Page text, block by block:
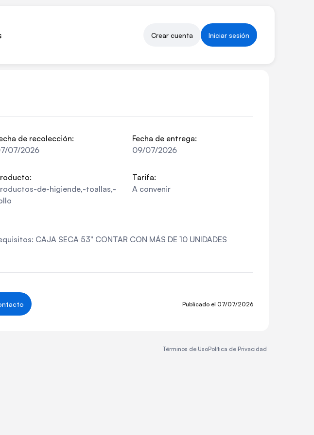
Crear cuenta Iniciar sesión
de recolección:
07/2026
Fecha de entrega:
09/07/2026
de-higiende,-toallas,-
Tarifa:
A convenir
CAJA SECA 53" CONTAR CON MÁS DE 10 UNIDADES
Publicado el 07/07/2026
Términos de UsoPolítica de Privacidad